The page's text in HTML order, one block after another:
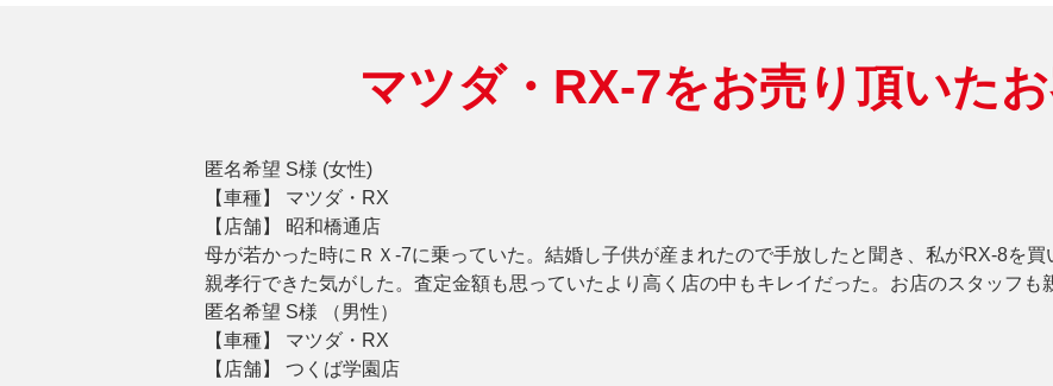
マツダ・RX-7をお売り頂いた
匿名希望 S様 (女性)
【車種】 マツダ・RX
【店舗】 昭和橋通店
母が若かった時にＲＸ-7に乗っていた。結婚し子供が産まれたので手放したと聞き、私がRX-8を
親孝行できた気がした。査定金額も思っていたより高く店の中もキレイだった。お店のスタッフも
匿名希望 S様 （男性）
【車種】 マツダ・RX
【店舗】 つくば学園店